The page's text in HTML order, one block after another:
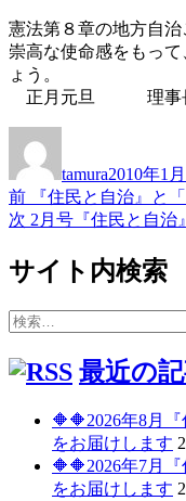
憲法第８章の地方自治
崇高な使命感をもっ
ょう。
正月元旦 理事
者
tamura日:
2010年1
投
稿
ナ
ビ
ゲ
ー
前
前
の
稿:
『住民と自治』と
次 次
投
稿:
2月号『住民と自治
サイト内検索
検
最近の
🔶🔶2026年8月
をお届けします
🔶🔶2026年7月
をお届けします